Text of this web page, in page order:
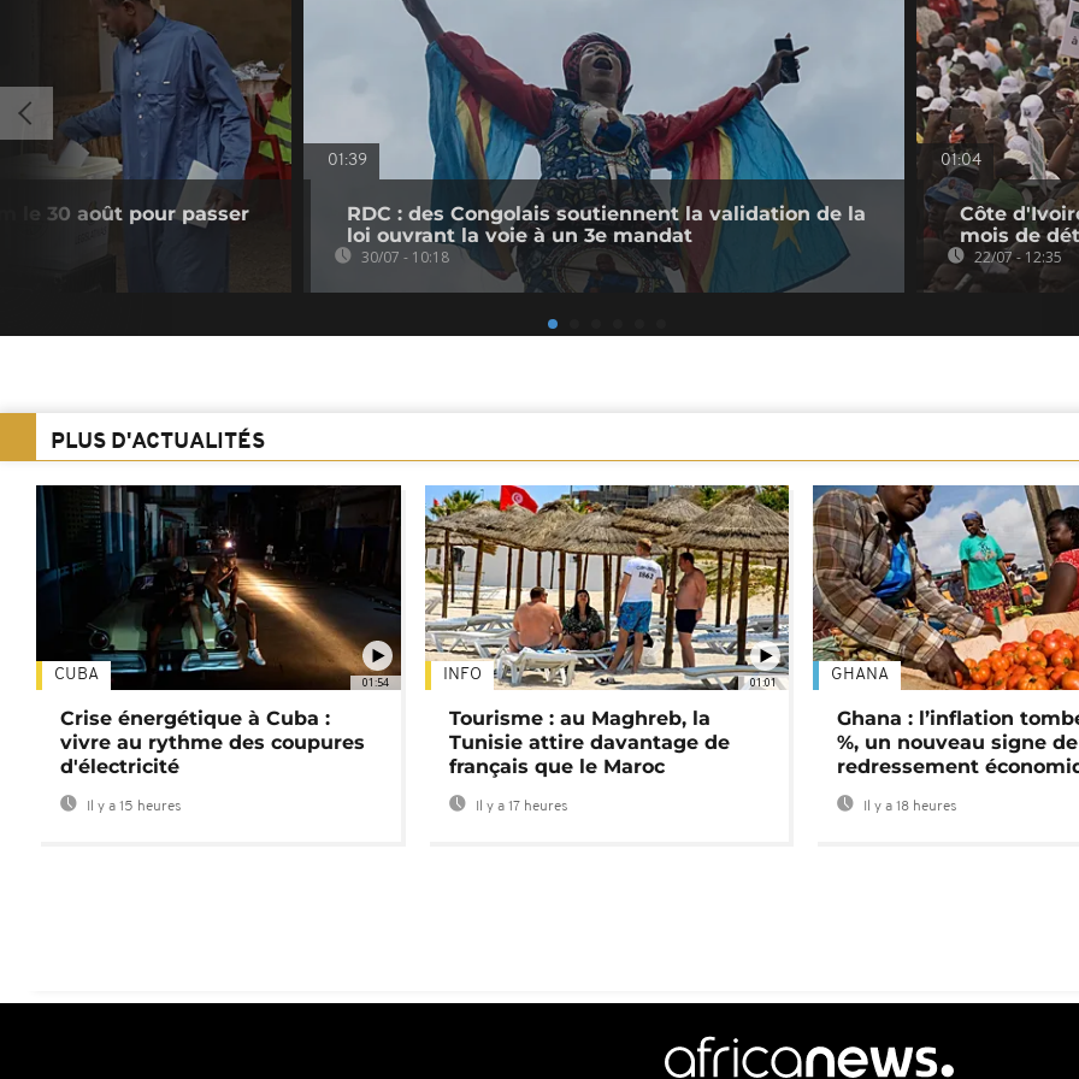
le 30 août pour passer
01:39
RDC : des Congolais soutiennent la validation de la
loi ouvrant la voie à un 3e mandat
30/07 - 10:18
01:04
Côte
mois de
22/07 - 12:35
PLUS D'ACTUALITÉS
01:54
CUBA
Crise énergétique à Cuba :
vivre au rythme des coupures
d'électricité
Il y a 15 heures
01:01
INFO
Tourisme : au Maghreb, la
Tunisie attire davantage de
français que le Maroc
Il y a 17 heures
GHANA
Ghana : l’inflation
%, un nouveau signe de
redressement
Il y a 18 heures